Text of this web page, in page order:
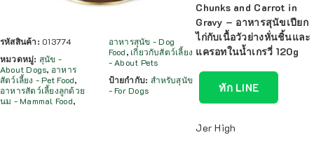
รหัสสินค้า: 013774
หมวดหมู่: สุนัข -
About Dogs, อาหาร
สัตว์เลี้ยง - Pet Food,
อาหารสัตว์เลี้ยงลูกด้วย
นม - Mammal Food,
อาหารสุนัข - Dog
Food, เกี่ยวกับสัตว์เลี้ยง
- About Pets
ป้ายกำกับ: สำหรับสุนัข
- For Dogs
Chunks and Carrot in
Gravy – อาหารสุนัขเปียก
ไก่กับเนื้อวัวย่างหั่นชิ้นและ
แครอทในน้ำเกรวี่ 120g
ทัก LINE
Jer High